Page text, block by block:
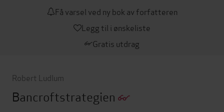
Få varsel ved ny bok av forfatteren
Legg til i ønskeliste
Gratis utdrag
Robert Ludlum
Bancroftstrategien